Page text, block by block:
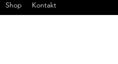
Shop Kontakt